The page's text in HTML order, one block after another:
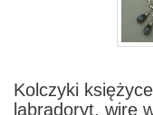
Kolczyki
labradoryt, wire